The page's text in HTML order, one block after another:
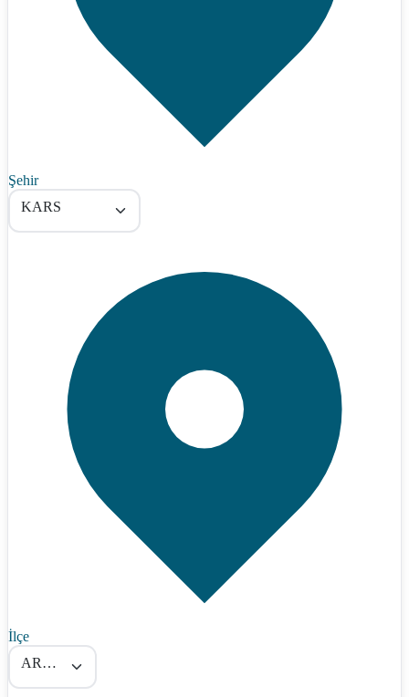
Şehir
KARS
İlçe
ARPAÇAY